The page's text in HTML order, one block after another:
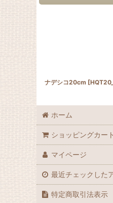
ナデシコ20cm [
ホーム
ショッピングカート
マイページ
最近チェックした
特定商取引法表示